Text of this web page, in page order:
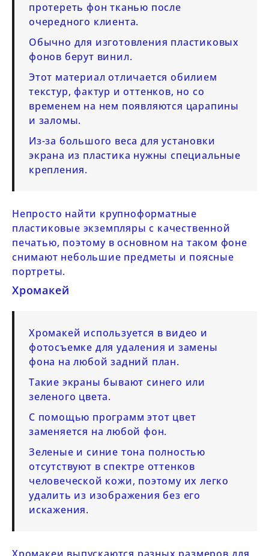
протереть фон тканью после
очередного клиента.
Обычно для изготовления пластиковых
фонов берут винил.
Этот материал отличается обилием
текстур, фактур и оттенков, но со
временем на нем появляются царапины
и заломы.
Из-за большого веса для установки
экрана из пластика нужны специальные
крепления.
Непросто найти крупноформатные
пластиковые экземпляры с качественной
печатью, поэтому в основном на таком фоне
снимают небольшие предметы и поясные
портреты.
Хромакей
Хромакей используется в видео и
фотосъемке для удаления и замены
фона на любой задний план.
Такие экраны бывают синего или
зеленого цвета.
С помощью программ этот цвет
заменяется на любой фон.
Зеленые и синие тона полностью
отсутствуют в спектре оттенков
человеческой кожи, поэтому их легко
удалить из изображения без его
искажения.